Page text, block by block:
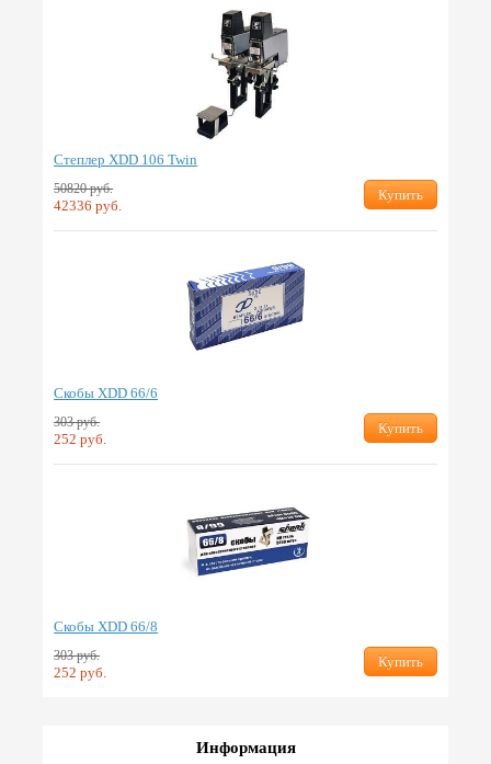
Степлер XDD 106 Twin
50820 руб.
42336 руб.
Купить
Скобы XDD 66/6
303 руб.
252 руб.
Купить
Скобы XDD 66/8
303 руб.
252 руб.
Купить
Информация